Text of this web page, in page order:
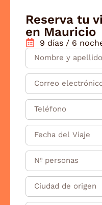
Reserva tu
en Mauricio
9 días / 6